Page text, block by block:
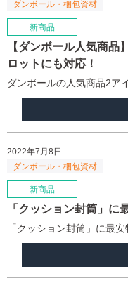
【ダンボール人気商品
ロットにも対応！
ダンボールの人気商品2ア
2022年7月8日
「クッション封筒」に
「クッション封筒」に最